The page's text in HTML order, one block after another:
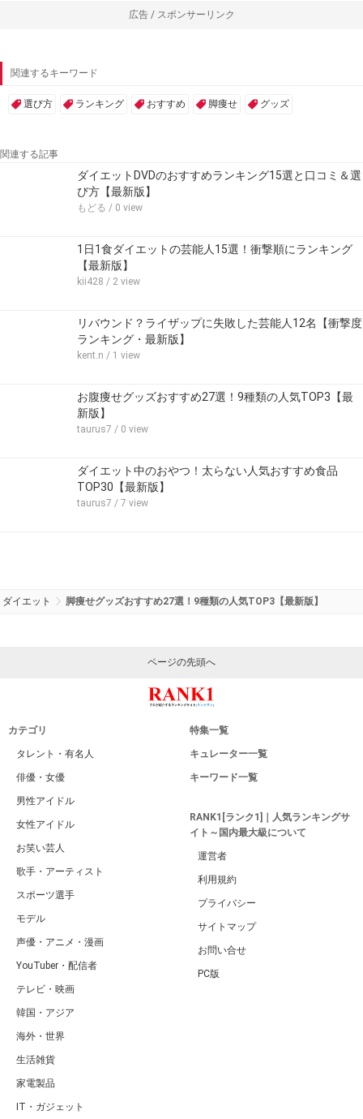
広告 / スポンサーリンク
関連するキーワード
選び方 ランキング おすすめ 脚痩せ グッズ
関連する記事
ダイエットDVDのおすすめランキング15選と口コミ＆選
び方【最新版】
もどる / 0 view
1日1食ダイエットの芸能人15選！衝撃順にランキング
【最新版】
kii428 / 2 view
リバウンド？ライザップに失敗した芸能人12名【衝撃度
ランキング・最新版】
kent.n / 1 view
お腹痩せグッズおすすめ27選！9種類の人気TOP3【最
新版】
taurus7 / 0 view
ダイエット中のおやつ！太らない人気おすすめ食品
TOP30【最新版】
taurus7 / 7 view
ダイエット 脚痩せグッズおすすめ27選！9種類の人気TOP3【最新版】
ページの先頭へ
カテゴリ
タレント・有名人
俳優・女優
男性アイドル
女性アイドル
お笑い芸人
歌手・アーティスト
スポーツ選手
モデル
声優・アニメ・漫画
YouTuber・配信者
テレビ・映画
韓国・アジア
海外・世界
生活雑貨
家電製品
IT・ガジェット
特集一覧
キュレーター一覧
キーワード一覧
RANK1[ランク1]｜人気ランキングサ
イト～国内最大級について
運営者
利用規約
プライバシー
サイトマップ
お問い合せ
PC版